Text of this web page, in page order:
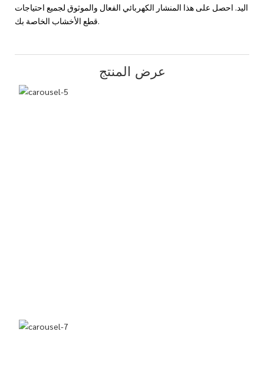
اليد. احصل على هذا المنشار الكهربائي الفعال والموثوق لجميع احتياجات
قطع الأخشاب الخاصة بك.
عرض المنتج